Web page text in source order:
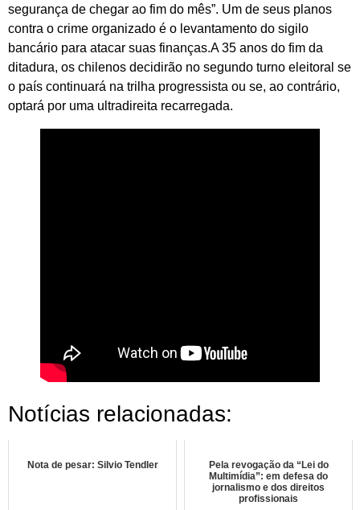
segurança de chegar ao fim do mês”. Um de seus planos
contra o crime organizado é o levantamento do sigilo
bancário para atacar suas finanças.A 35 anos do fim da
ditadura, os chilenos decidirão no segundo turno eleitoral se
o país continuará na trilha progressista ou se, ao contrário,
optará por uma ultradireita recarregada.
Notícias relacionadas:
Nota de pesar: Silvio Tendler
Pela revogação da “Lei do
Multimídia”: em defesa do
jornalismo e dos direitos
profissionais